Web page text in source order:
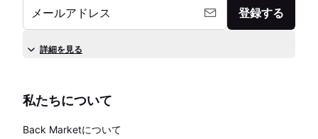
メールアドレス 登録する
詳細を見る
私たちについて
Back Marketについて